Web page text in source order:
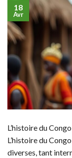
18
Avr
L’histoire du
L’histoire du
diverses, tant